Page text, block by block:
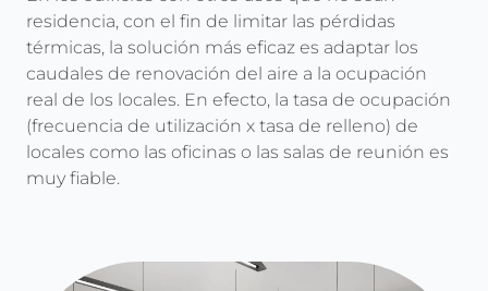
residencia, con el fin de limitar las pérdidas
térmicas, la solución más eficaz es adaptar los
caudales de renovación del aire a la ocupación
real de los locales. En efecto, la tasa de ocupación
(frecuencia de utilización x tasa de relleno) de
locales como las oficinas o las salas de reunión es
muy fiable.